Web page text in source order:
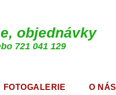
FOTOGALERIE O NÁS
objednávky
721 041 129